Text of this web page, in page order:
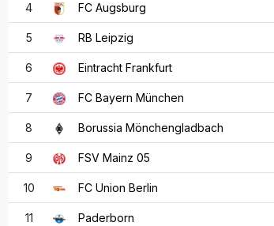
4 FC Augsburg
5 RB Leipzig
6 Eintracht Frankfurt
7 FC Bayern München
8 Borussia Mönchengladbach
9 FSV Mainz 05
10 FC Union Berlin
11 Paderborn